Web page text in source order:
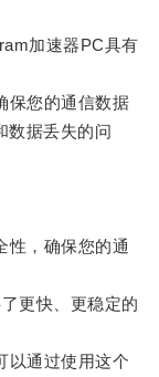
加速器PC具有
您的通信数据
数据丢失的问
，确保您的通
更快、更稳定的
通过使用这个